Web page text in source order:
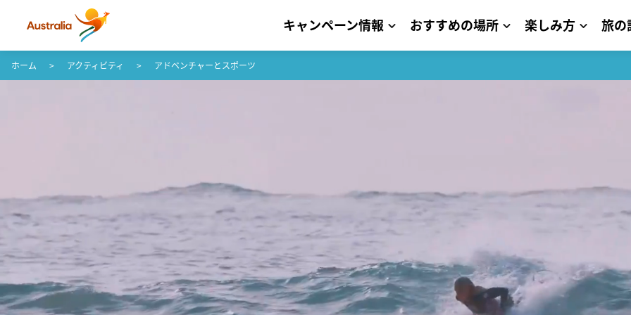
コンテンツへスキップ
フッターナビゲーションへスキップ
キャンペーン情報 おすすめの場所 楽しみ方 旅の
ホーム アクティビティ アドベンチャーとスポーツ